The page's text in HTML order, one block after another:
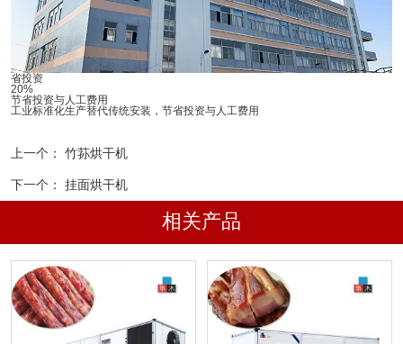
省投资
20%
节省投资与人工费用
工业标准化生产替代传统安装，节省投资与人工费用
上一个： 竹荪烘干机
下一个： 挂面烘干机
相关产品